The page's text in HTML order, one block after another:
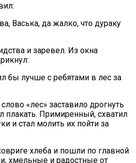
Васька, да жалко, что дураку
и заревел. Из окна
бы лучше с ребятами в лес за
«лес» заставило дрогнуть
плакать. Примиренный, схватил
и стал молить их пойти за
хлеба и пошли по главной
хмельные и радостные от